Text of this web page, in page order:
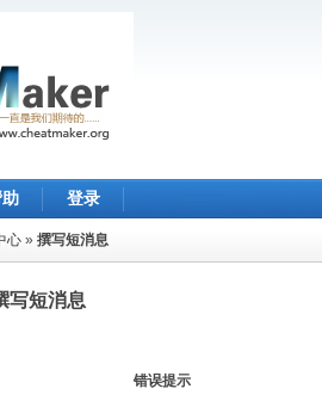
登录
心 » 撰写短消息
写短消息
错误提示